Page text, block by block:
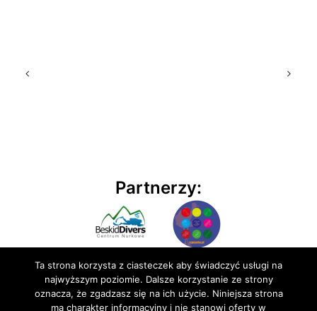
Partnerzy:
Ta strona korzysta z ciasteczek aby świadczyć usługi na
najwyższym poziomie. Dalsze korzystanie ze strony
oznacza, że zgadzasz się na ich użycie. Niniejsza strona
ma charakter informacyjny i nie stanowi oferty w